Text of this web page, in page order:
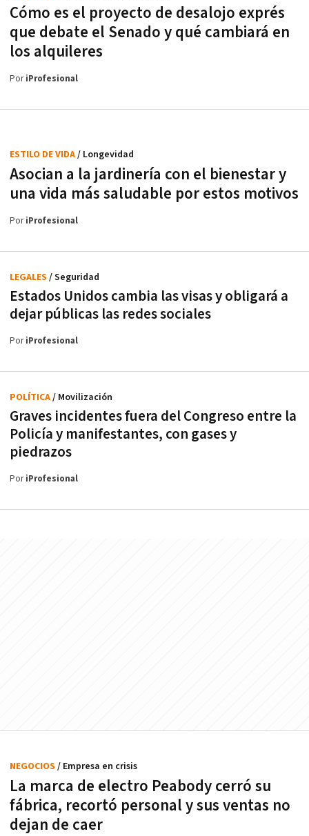
Cómo es el proyecto de desalojo exprés
que debate el Senado y qué cambiará en
los alquileres
PoriProfesional
Asocian a la jardinería con el bienestar y
una vida más saludable por estos motivos
ESTILO DE VIDA/ Longevidad
PoriProfesional
Estados Unidos cambia las visas y obligará a
dejar públicas las redes sociales
LEGALES / Seguridad
PoriProfesional
Graves incidentes fuera del Congreso entre la
Policía y manifestantes, con gases y
piedrazos
POLÍTICA/ Movilización
PoriProfesional
La marca de electro Peabody cerró su
fábrica, recortó personal y sus ventas no
dejan de caer
NEGOCIOS / Empresa en crisis